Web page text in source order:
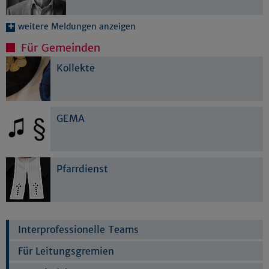
weitere Meldungen anzeigen
Für Gemeinden
Kollekte
GEMA
Pfarrdienst
Interprofessionelle Teams
Für Leitungsgremien